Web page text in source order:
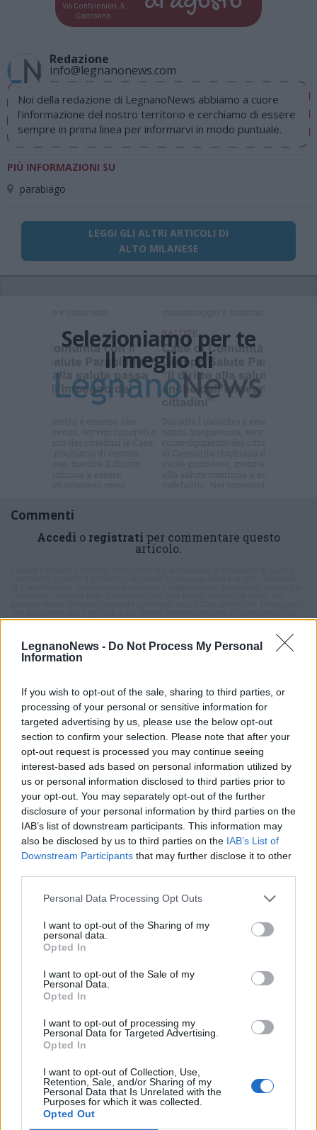
LegnanoNews - Do Not Process My Personal
Information
If you wish to opt-out of the sale, sharing to third parties, or
processing of your personal or sensitive information for
targeted advertising by us, please use the below opt-out
section to confirm your selection. Please note that after your
opt-out request is processed you may continue seeing
interest-based ads based on personal information utilized by
us or personal information disclosed to third parties prior to
your opt-out. You may separately opt-out of the further
disclosure of your personal information by third parties on the
IAB’s list of downstream participants. This information may
also be disclosed by us to third parties on the IAB’s List of
Downstream Participants that may further disclose it to other
Personal Data Processing Opt Outs
I want to opt-out of the Sharing of my
personal data.
Opted In
I want to opt-out of the Sale of my
Personal Data.
Opted In
I want to opt-out of processing my
Personal Data for Targeted Advertising.
Opted In
I want to opt-out of Collection, Use,
Retention, Sale, and/or Sharing of my
Personal Data that Is Unrelated with the
Purposes for which it was collected.
Opted Out
Via Confalonieri, 5
Castronno
Redazione
info@legnanonews.com
Noi della redazione di LegnanoNews abbiamo a cuore
l'informazione del nostro territorio e cerchiamo di essere
sempre in prima linea per informarvi in modo puntuale.
PIÙ INFORMAZIONI SU
parabiago
LEGGI GLI ALTRI ARTICOLI DI
ALTO MILANESE
Selezioniamo per te
Il meglio di
Iscriviti alla
Commenti
Accedi o registrati per commentare questo
articolo.
sistema.